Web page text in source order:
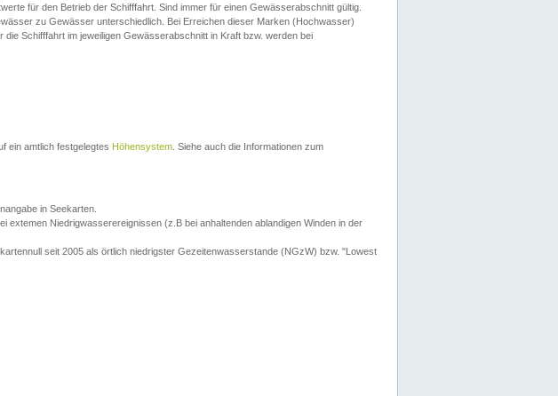
für den Betrieb der Schifffahrt. Sind immer für einen Gewässerabschnitt gültig.
zu Gewässer unterschiedlich. Bei Erreichen dieser Marken (Hochwasser)
Schifffahrt im jeweiligen Gewässerabschnitt in Kraft bzw. werden bei
ein amtlich festgelegtes Höhensystem . Siehe auch die Informationen zum
in Seekarten.
extemen Niedrigwasserereignissen (z.B bei anhaltenden ablandigen Winden in der
seit 2005 als örtlich niedrigster Gezeitenwasserstande (NGzW) bzw. "Lowest